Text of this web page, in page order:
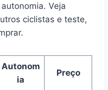
Veja
ciclistas e teste,
Autonom
ia
Preço